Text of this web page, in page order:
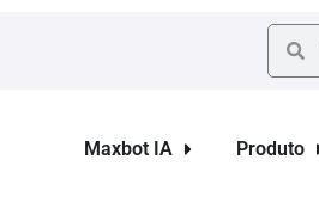
Maxbot IA Produto